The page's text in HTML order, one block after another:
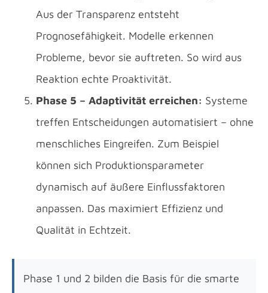
Aus der Transparenz entsteht
Prognosefähigkeit. Modelle erkennen
Probleme, bevor sie auftreten. So wird aus
Reaktion echte Proaktivität.
Phase 5 – Adaptivität erreichen: Systeme
treffen Entscheidungen automatisiert – ohne
menschliches Eingreifen. Zum Beispiel
können sich Produktionsparameter
dynamisch auf äußere Einflussfaktoren
anpassen. Das maximiert Effizienz und
Qualität in Echtzeit.
Phase 1 und 2 bilden die Basis für die smarte